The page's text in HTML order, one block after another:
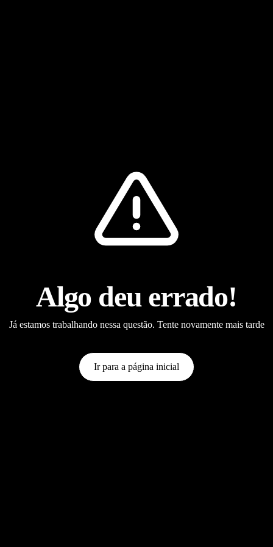
Algo deu errado!
Já estamos trabalhando nessa questão. Tente novamente mais tarde
Ir para a página inicial